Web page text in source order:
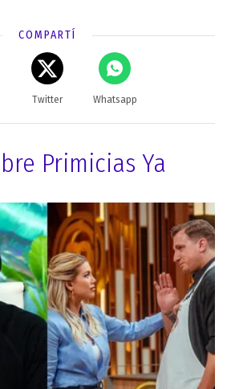
COMPARTÍ
Twitter Whatsapp
Primicias Ya